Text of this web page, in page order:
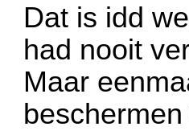
Dat is idd
had nooit
Maar